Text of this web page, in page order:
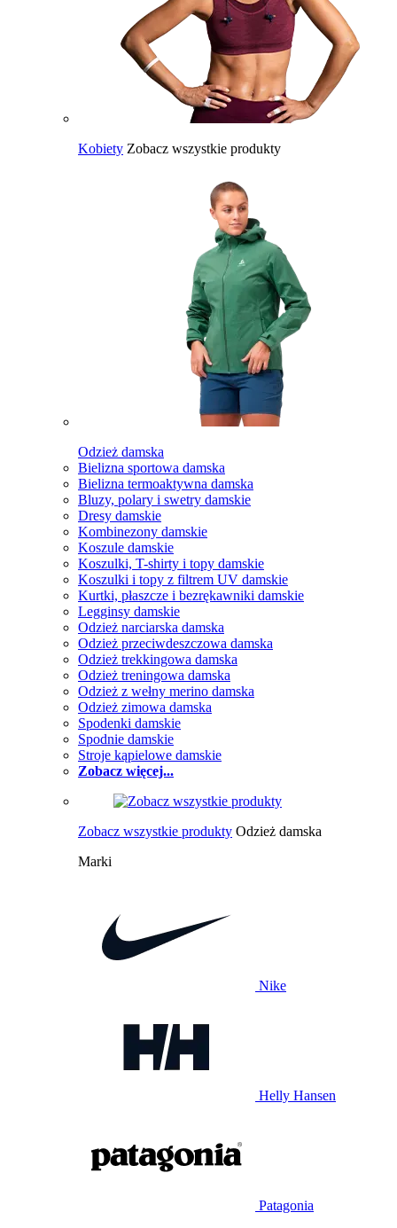
Kobiety Zobacz wszystkie produkty
Odzież damska
Bielizna sportowa damska
Bielizna termoaktywna damska
Bluzy, polary i swetry damskie
Dresy damskie
Kombinezony damskie
Koszule damskie
Koszulki, T-shirty i topy damskie
Koszulki i topy z filtrem UV damskie
Kurtki, płaszcze i bezrękawniki damskie
Legginsy damskie
Odzież narciarska damska
Odzież przeciwdeszczowa damska
Odzież trekkingowa damska
Odzież treningowa damska
Odzież z wełny merino damska
Odzież zimowa damska
Spodenki damskie
Spodnie damskie
Stroje kąpielowe damskie
Zobacz więcej...
Zobacz wszystkie produkty Odzież damska
Marki
Nike
Helly Hansen
Patagonia